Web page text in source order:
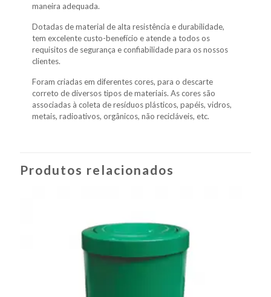
maneira adequada.
Dotadas de material de alta resistência e durabilidade,
tem excelente custo-benefício e atende a todos os
requisitos de segurança e confiabilidade para os nossos
clientes.
Foram criadas em diferentes cores, para o descarte
correto de diversos tipos de materiais. As cores são
associadas à coleta de resíduos plásticos, papéis, vidros,
metais, radioativos, orgânicos, não recicláveis, etc.
Produtos relacionados